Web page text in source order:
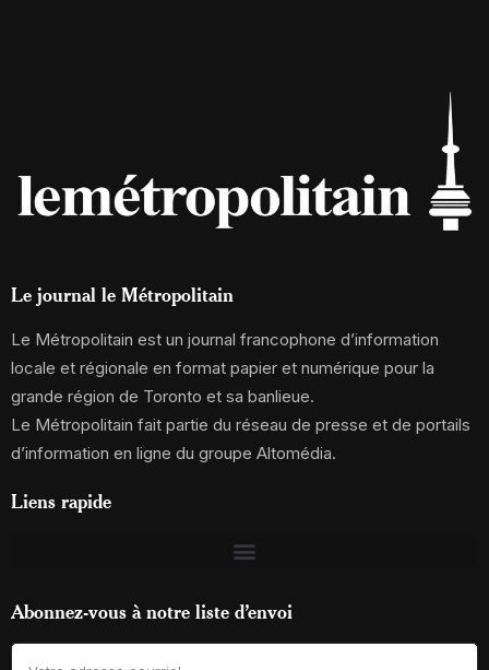
Le journal le Métropolitain
Le Métropolitain est un journal francophone d’information
locale et régionale en format papier et numérique pour la
grande région de Toronto et sa banlieue.
Le Métropolitain fait partie du réseau de presse et de portails
d’information en ligne du groupe Altomédia.
Liens rapide
Abonnez-vous à notre liste d’envoi